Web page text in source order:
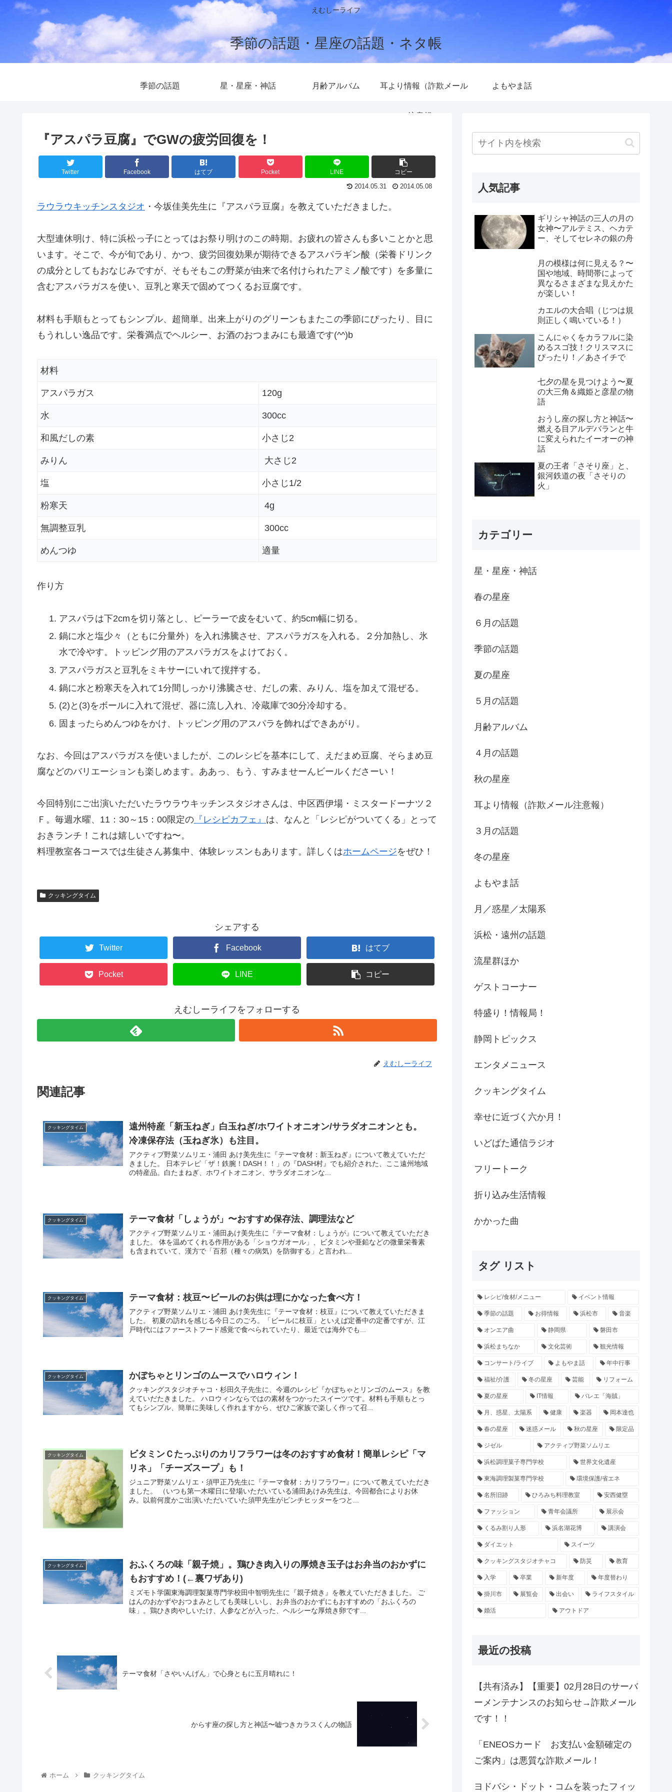
えむしーライフ
季節の話題・星座の話題・ネタ帳
季節の話題 星・星座・神話 月齢アルバム 耳より情報（詐欺メール
注意報）
よもやま話
『アスパラ豆腐』でGWの疲労回復を！
Twitter Facebook はてブ Pocket LINE コピー
2014.05.31 2014.05.08
ラウラウキッチンスタジオ ・今坂佳美先生に『アスパラ豆腐』を教えていただきました。
大型連休明け、特に浜松っ子にとってはお祭り明けのこの時期。お疲れの皆さんも多いことかと思
います。そこで、今が旬であり、かつ、疲労回復効果が期待できるアスパラギン酸（栄養ドリンク
の成分としてもおなじみですが、そもそもこの野菜が由来で名付けられたアミノ酸です）を多量に
含むアスパラガスを使い、豆乳と寒天で固めてつくるお豆腐です。
材料も手順もとってもシンプル、超簡単。出来上がりのグリーンもまたこの季節にぴったり、目に
もうれしい逸品です。栄養満点でヘルシー、お酒のおつまみにも最適です(^^)b
材料
アスパラガス 120g
水 300cc
和風だしの素 小さじ2
みりん 大さじ2
塩 小さじ1/2
粉寒天 4g
無調整豆乳 300cc
めんつゆ 適量
作り方
アスパラは下2cmを切り落とし、ピーラーで皮をむいて、約5cm幅に切る。
鍋に水と塩少々（ともに分量外）を入れ沸騰させ、アスパラガスを入れる。２分加熱し、氷
水で冷やす。トッピング用のアスパラガスをよけておく。
アスパラガスと豆乳をミキサーにいれて撹拌する。
鍋に水と粉寒天を入れて1分間しっかり沸騰させ、だしの素、みりん、塩を加えて混ぜる。
(2)と(3)をボールに入れて混ぜ、器に流し入れ、冷蔵庫で30分冷却する。
固まったらめんつゆをかけ、トッピング用のアスパラを飾ればできあがり。
なお、今回はアスパラガスを使いましたが、このレシピを基本にして、えだまめ豆腐、そらまめ豆
腐などのバリエーションも楽しめます。ああっ、もう、すみませーんビールくださーい！
今回特別にご出演いただいたラウラウキッチンスタジオさんは、中区西伊場・ミスタードーナツ２
Ｆ。毎週水曜、11：30～15：00限定の 『レシピカフェ』 は、なんと「レシピがついてくる」とって
おきランチ！これは嬉しいですね〜。
料理教室各コースでは生徒さん募集中、体験レッスンもあります。詳しくはホームページをぜひ！
クッキングタイム
シェアする
Twitter Facebook はてブ
Pocket LINE コピー
えむしーライフをフォローする
えむしーライフ
関連記事
クッキングタイム
遠州特産「新玉ねぎ」白玉ねぎ/ホワイトオニオン/サラダオニオンとも。
冷凍保存法（玉ねぎ氷）も注目。
アクティブ野菜ソムリエ・浦田 あけ美先生に『テーマ食材：新玉ねぎ』について教えていただ
きました。 日本テレビ「ザ！鉄腕！DASH！！」の『DASH村』でも紹介された、ここ遠州地域
の特産品。白たまねぎ、ホワイトオニオン、サラダオニオンな...
クッキングタイム テーマ食材「しょうが」〜おすすめ保存法、調理法など
アクティブ野菜ソムリエ・浦田あけ美先生に『テーマ食材：しょうが』について教えていただき
ました。 体を温めてくれる作用がある「ショウガオール」、ビタミンや亜鉛などの微量栄養素
も含まれていて、漢方で「百邪（種々の病気）を防御する」と言われ...
クッキングタイム テーマ食材：枝豆〜ビールのお供は理にかなった食べ方！
アクティブ野菜ソムリエ・浦田 あけ美先生に『テーマ食材：枝豆』について教えていただきま
した。 初夏の訪れを感じる今日このごろ。「ビールに枝豆」といえば定番中の定番ですが、江
戸時代にはファーストフード感覚で食べられていたり、最近では海外でも...
クッキングタイム かぼちゃとリンゴのムースでハロウィン！
クッキングスタジオチャコ・杉田久子先生に、今週のレシピ『かぼちゃとリンゴのムース』を教
えていだたきました。 ハロウィンならではの素材をつかったスイーツです。材料も手順もとっ
てもシンプル、簡単に美味しく作れますから、ぜひご家族で楽しく作って召...
クッキングタイム
ビタミンＣたっぷりのカリフラワーは冬のおすすめ食材！簡単レシピ「マ
リネ」「チーズスープ」も！
ジュニア野菜ソムリエ・須甲正乃先生に『テーマ食材：カリフラワー』について教えていただき
ました。 （いつも第一木曜日に登場いただいている浦田あけみ先生は、今回都合によりお休
み。以前何度かご出演いただいていた須甲先生がピンチヒッターをつと...
クッキングタイム
おふくろの味「親子焼」。鶏ひき肉入りの厚焼き玉子はお弁当のおかずに
もおすすめ！(←裏ワザあり)
ミズモト学園東海調理製菓専門学校田中智明先生に『親子焼き』を教えていただきました。 ご
はんのおかずやおつまみとしても美味しいし、お弁当のおかずにもおすすめの「おふくろの
味」。鶏ひき肉やしいたけ、人参などが入った、ヘルシーな厚焼き卵です...
テーマ食材「さやいんげん」で心身ともに五月晴れに！
からす座の探し方と神話〜嘘つきカラスくんの物語
ホーム クッキングタイム
人気記事
ギリシャ神話の三人の月の
女神〜アルテミス、ヘカテ
ー、そしてセレネの銀の舟
月の模様は何に見える？〜
国や地域、時間帯によって
異なるさまざまな見えかた
が楽しい！
カエルの大合唱（じつは規
則正しく鳴いている！）
こんにゃくをカラフルに染
めるスゴ技！クリスマスに
ぴったり！／あさイチで
七夕の星を見つけよう〜夏
の大三角＆織姫と彦星の物
語
おうし座の探し方と神話〜
燃える目アルデバランと牛
に変えられたイーオーの神
話
夏の王者「さそり座」と、
銀河鉄道の夜「さそりの
火」
カテゴリー
星・星座・神話
春の星座
６月の話題
季節の話題
夏の星座
５月の話題
月齢アルバム
４月の話題
秋の星座
耳より情報（詐欺メール注意報）
３月の話題
冬の星座
よもやま話
月／惑星／太陽系
浜松・遠州の話題
流星群ほか
ゲストコーナー
特盛り！情報局！
静岡トピックス
エンタメニュース
クッキングタイム
幸せに近づく六か月！
いどばた通信ラジオ
フリートーク
折り込み生活情報
かかった曲
タグ リスト
レシピ/食材/メニュー イベント情報
季節の話題 お得情報 浜松市 音楽
オンエア曲 静岡県 磐田市
浜松まちなか 文化芸術 観光情報
コンサート/ライブ よもやま話 年中行事
福祉/介護 冬の星座 芸能 リフォーム
夏の星座 IT情報 バレエ「海賊」
月、惑星、太陽系 健康 楽器 岡本達也
春の星座 迷惑メール 秋の星座 限定品
ジゼル アクティブ野菜ソムリエ
浜松調理菓子専門学校 世界文化遺産
東海調理製菓専門学校 環境保護/省エネ
名所旧跡 ひろみち料理教室 安西健塁
ファッション 青年会議所 展示会
くるみ割り人形 浜名湖花博 講演会
ダイエット スイーツ
クッキングスタジオチャコ 防災 教育
入学 卒業 新年度 年度替わり
掛川市 展覧会 出会い ライフスタイル
婚活 アウトドア
最近の投稿
【共有済み】【重要】02月28日のサーバ
ーメンテナンスのお知らせ→詐欺メール
です！！
「ENEOSカード お支払い金額確定の
ご案内」は悪質な詐欺メール！
ヨドバシ・ドット・コムを装ったフィッ